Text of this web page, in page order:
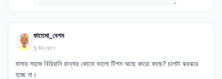
ফাতেমা_বেগম
5 দিন আগে
বাসায় সহজে বিরিয়ানি রান্নার কোনো ভালো টিপস আছে কারো কাছে? চালটা ঝরঝরে
হচ্ছে না।